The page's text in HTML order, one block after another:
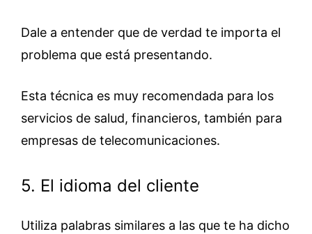
Dale a entender que de verdad te importa el
problema que está presentando.
Esta técnica es muy recomendada para los
servicios de salud, financieros, también para
empresas de telecomunicaciones.
5. El idioma del cliente
Utiliza palabras similares a las que te ha dicho